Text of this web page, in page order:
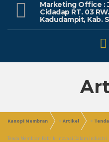
Marketing Office :
Cidadap RT. 03
Kadudampit, Kab.
Kanopi Membran >Artikel >
Tenda Membran Pabrik: Inovasi Dalam Industri